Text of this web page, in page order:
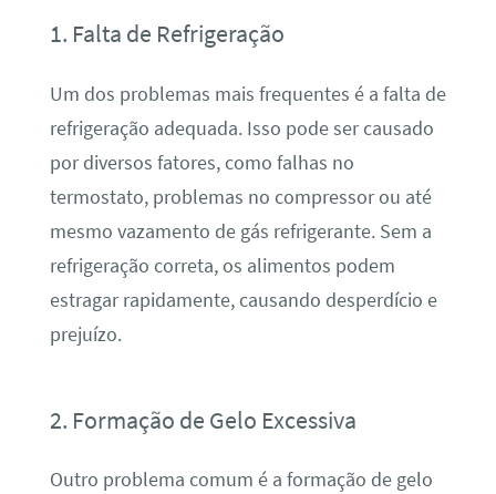
1. Falta de Refrigeração
Um dos problemas mais frequentes é a falta de
refrigeração adequada. Isso pode ser causado
por diversos fatores, como falhas no
termostato, problemas no compressor ou até
mesmo vazamento de gás refrigerante. Sem a
refrigeração correta, os alimentos podem
estragar rapidamente, causando desperdício e
prejuízo.
2. Formação de Gelo Excessiva
Outro problema comum é a formação de gelo